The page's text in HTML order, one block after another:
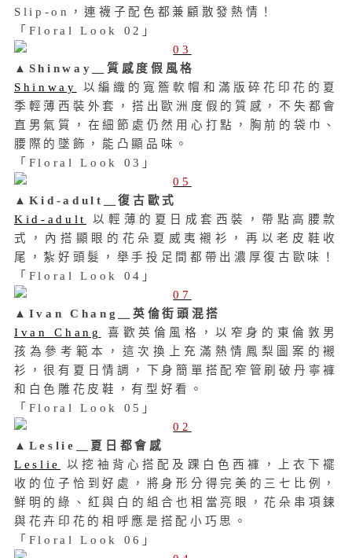
Slip-on，連襪子配色都兼顧散發熱情！
「 Floral Look 02 」
▲Shinway＿質感度假風格
Shinway
以編織的寬簷軟帽和滿版碎花印花的夏
季輕薄西裝外套，搭出歐洲度假的質感，不失都會
直男氣質，在細節處仍然用心打點，胸前的袋巾、
腰際的墜飾，能凸顯品味。
「 Floral Look 03 」
▲Kid-adult＿復古歐式
Kid-adult
以輕薄的夏日成套西裝，帶點高腰款
式，內搭顯眼的花朵夏威夷襯衫，再以老皮鞋收
尾，紮好頭髮，舉手投足間都帶出濃厚復古歐味！
「 Floral Look 04 」
▲Ivan Chang＿英倫街頭混搭
Ivan Chang
喜歡英倫風格，以窄身的東倫敦男
孩為參考範本，這次換上充滿熱情鳳梨圖案的襯
衫，很有夏日情調，下身簡單搭配窄管刷破丹寧褲
和白色雕花皮鞋，有型好看。
「Floral Look 05」
▲Leslie＿夏日都會感
Leslie
以挖袖背心搭配及踝白色西褲，上衣下襬
收的位子恰到好處，將身形分得完美的三七比例，
鮮明的綠、紅與白的組合也相當亮眼，花朵串項鍊
與花卉印花的相呼應是搭配小巧思。
「Floral Look 06」